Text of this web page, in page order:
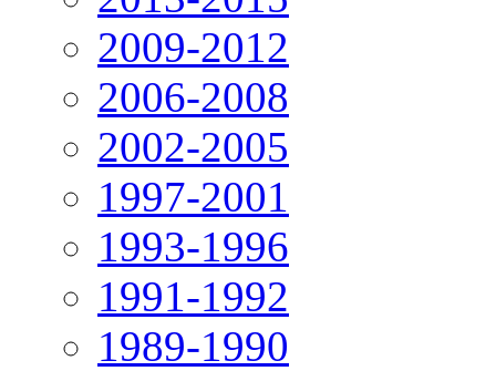
2009-2012
2006-2008
2002-2005
1997-2001
1993-1996
1991-1992
1989-1990